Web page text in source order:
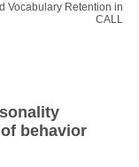
Vocabulary Retention in
CALL
behavior